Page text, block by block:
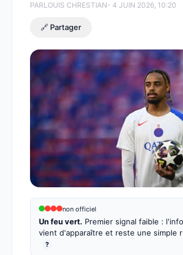
PARLOUIS CHRESTIAN- 4 JUIN 2026, 10:20
🔗 Partager
non officiel
Un feu vert. Premier signal faible :
vient d'apparaître et reste une simple
?